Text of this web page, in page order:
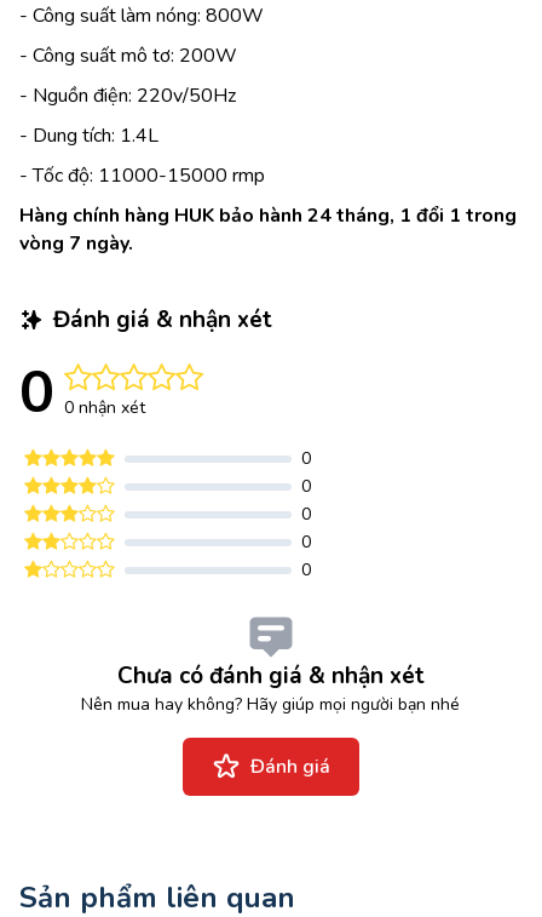
- Công suất làm nóng: 800W
- Công suất mô tơ: 200W
- Nguồn điện: 220v/50Hz
- Dung tích: 1.4L
- Tốc độ: 11000-15000 rmp
Hàng chính hàng HUK bảo hành 24 tháng, 1 đổi 1 trong
vòng 7 ngày.
Đánh giá & nhận xét
0 0 nhận xét
0
0
0
0
0
Chưa có đánh giá & nhận xét
Nên mua hay không? Hãy giúp mọi người bạn nhé
Đánh giá
Sản phẩm liên quan